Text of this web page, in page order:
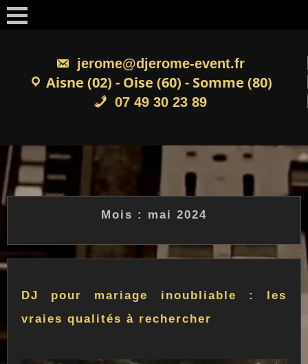
Skip
to
content
jerome@djerome-event.fr
Aisne (02) - Oise (60) - Somme (80)
07 49 30 23 89
Mois : mai 2024
DJ pour mariage inoubliable : les
vraies qualités à rechercher